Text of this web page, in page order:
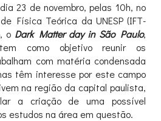
23 de novembro, pelas 10h, no
Física Teórica da UNESP (IFT-
o Dark Matter day in São Paulo,
como objetivo reunir os
com matéria condensada
têm interesse por este campo
na região da capital paulista,
a criação de uma possível
estudos na área em questão.